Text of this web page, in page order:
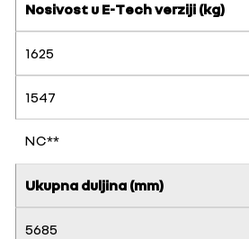
Nosivost u E-Tech verziji (kg)
1625
1547
NC**
Ukupna duljina (mm)
5685